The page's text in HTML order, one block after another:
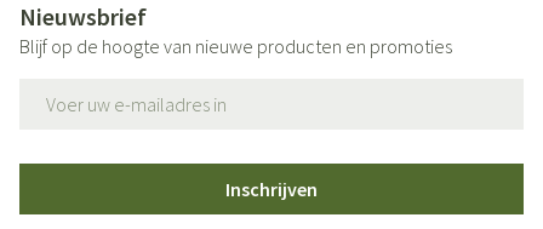
Nieuwsbrief
Blijf op de hoogte van nieuwe producten en promoties
Inschrijven